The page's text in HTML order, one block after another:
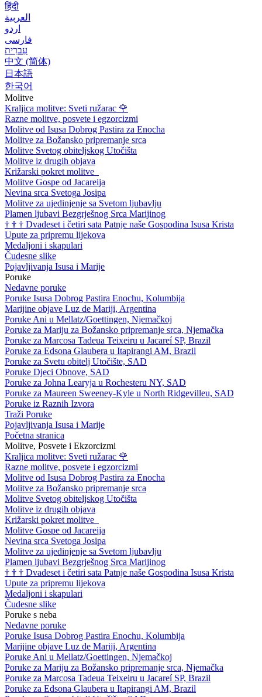
हिंदी
العربية
اردو
فارسی
עִברִית
中文 (简体)
日本語
한국어
Molitve
Kraljica molitve: Sveti ružarac 🌹
Razne molitve, posvete i egzorcizmi
Molitve od Isusa Dobrog Pastira za Enocha
Molitve za Božansko pripremanje srca
Molitve Svetog obiteljskog Utočišta
Molitve iz drugih objava
Križarski pokret molitve
Molitve Gospe od Jacareija
Nevina srca Svetoga Josipa
Molitve za ujedinjenje sa Svetom ljubavlju
Plamen ljubavi Bezgrješnog Srca Marijinog
† † † Dvadeset i četiri sata Patnje naše Gospodina Isusa Krista
Upute za pripremu lijekova
Medaljoni i skapulari
Čudesne slike
Pojavljivanja Isusa i Marije
Poruke
Nedavne poruke
Poruke Isusa Dobrog Pastira Enochu, Kolumbija
Marijine objave Luz de Mariji, Argentina
Poruke Ani u Mellatz/Goettingen, Njemačkoj
Poruke za Mariju za Božansko pripremanje srca, Njemačka
Poruke za Marcosa Tadeua Teixeiru u Jacareí SP, Brazil
Poruke za Edsona Glaubera u Itapirangi AM, Brazil
Poruke za Svetu obitelj Utočište, SAD
Poruke Djeci Obnove, SAD
Poruke za Johna Learyja u Rochesteru NY, SAD
Poruke za Maureen Sweeney-Kyle u North Ridgevilleu, SAD
Poruke iz Raznih Izvora
Traži Poruke
Pojavljivanja Isusa i Marije
Početna stranica
Molitve, Posvete i Ekzorcizmi
Kraljica molitve: Sveti ružarac 🌹
Razne molitve, posvete i egzorcizmi
Molitve od Isusa Dobrog Pastira za Enocha
Molitve za Božansko pripremanje srca
Molitve Svetog obiteljskog Utočišta
Molitve iz drugih objava
Križarski pokret molitve
Molitve Gospe od Jacareija
Nevina srca Svetoga Josipa
Molitve za ujedinjenje sa Svetom ljubavlju
Plamen ljubavi Bezgrješnog Srca Marijinog
† † † Dvadeset i četiri sata Patnje naše Gospodina Isusa Krista
Upute za pripremu lijekova
Medaljoni i skapulari
Čudesne slike
Poruke s neba
Nedavne poruke
Poruke Isusa Dobrog Pastira Enochu, Kolumbija
Marijine objave Luz de Mariji, Argentina
Poruke Ani u Mellatz/Goettingen, Njemačkoj
Poruke za Mariju za Božansko pripremanje srca, Njemačka
Poruke za Marcosa Tadeua Teixeiru u Jacareí SP, Brazil
Poruke za Edsona Glaubera u Itapirangi AM, Brazil